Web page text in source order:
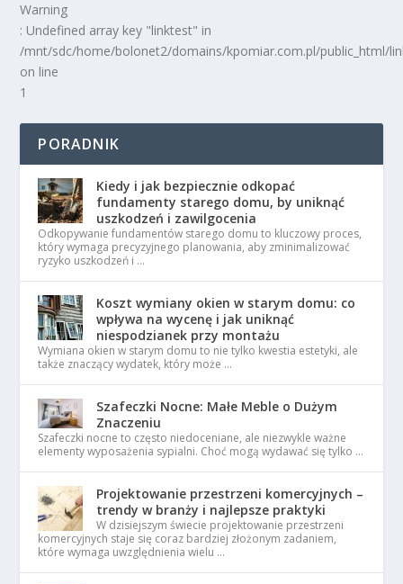
Warning
: Undefined array key "linktest" in
/mnt/sdc/home/bolonet2/domains/kpomiar.com.pl/public_html/
on line
1
PORADNIK
Kiedy i jak bezpiecznie odkopać
fundamenty starego domu, by uniknąć
uszkodzeń i zawilgocenia
Odkopywanie fundamentów starego domu to kluczowy proces,
który wymaga precyzyjnego planowania, aby zminimalizować
ryzyko uszkodzeń i …
Koszt wymiany okien w starym domu: co
wpływa na wycenę i jak uniknąć
niespodzianek przy montażu
Wymiana okien w starym domu to nie tylko kwestia estetyki, ale
także znaczący wydatek, który może …
Szafeczki Nocne: Małe Meble o Dużym
Znaczeniu
Szafeczki nocne to często niedoceniane, ale niezwykle ważne
elementy wyposażenia sypialni. Choć mogą wydawać się tylko …
Projektowanie przestrzeni komercyjnych –
trendy w branży i najlepsze praktyki
W dzisiejszym świecie projektowanie przestrzeni
komercyjnych staje się coraz bardziej złożonym zadaniem,
które wymaga uwzględnienia wielu …